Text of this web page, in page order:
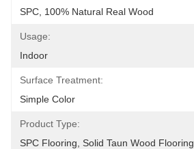
SPC, 100% Natural Real Wood
Usage:
Indoor
Surface Treatment:
Simple Color
Product Type:
SPC Flooring, Solid Taun Wood Flooring